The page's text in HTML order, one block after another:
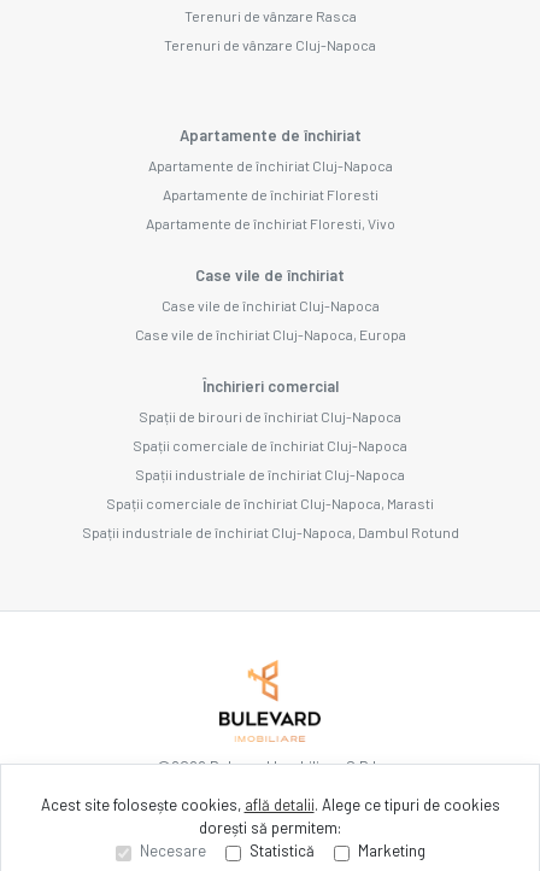
Terenuri de vânzare Rasca
Terenuri de vânzare Cluj-Napoca
Apartamente de închiriat
Apartamente de închiriat Cluj-Napoca
Apartamente de închiriat Floresti
Apartamente de închiriat Floresti, Vivo
Case vile de închiriat
Case vile de închiriat Cluj-Napoca
Case vile de închiriat Cluj-Napoca, Europa
Închirieri comercial
Spații de birouri de închiriat Cluj-Napoca
Spații comerciale de închiriat Cluj-Napoca
Spații industriale de închiriat Cluj-Napoca
Spații comerciale de închiriat Cluj-Napoca, Marasti
Spații industriale de închiriat Cluj-Napoca, Dambul Rotund
©2026Bulevard Imobiliare S.R.L.
Site creat în
Acest site folosește cookies, află detalii. Alege ce tipuri de cookies
dorești să permitem:
Necesare
Statistică Marketing